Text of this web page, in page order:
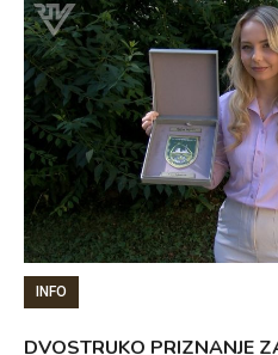
INFO
DVOSTRUKO PRIZNANJE